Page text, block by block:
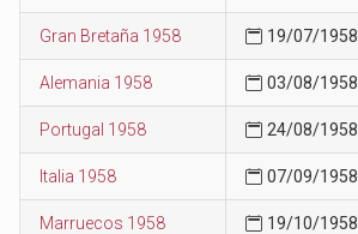
Gran Bretaña 1958 19/07/1958
Alemania 1958 03/08/1958
Portugal 1958 24/08/1958
Italia 1958 07/09/1958
Marruecos 1958 19/10/1958